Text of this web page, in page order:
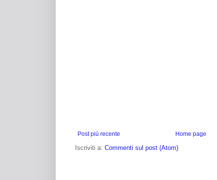
Post più recente Home page
Iscriviti a: Commenti sul post (Atom)